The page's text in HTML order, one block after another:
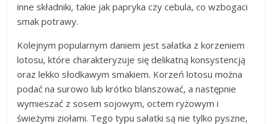
inne składniki, takie jak papryka czy cebula, co wzbogaci
smak potrawy.
Kolejnym popularnym daniem jest sałatka z korzeniem
lotosu, które charakteryzuje się delikatną konsystencją
oraz lekko słodkawym smakiem. Korzeń lotosu można
podać na surowo lub krótko blanszować, a następnie
wymieszać z sosem sojowym, octem ryżowym i
świeżymi ziołami. Tego typu sałatki są nie tylko pyszne,